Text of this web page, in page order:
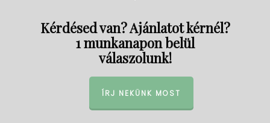
Kérdésed van? Ajánlatot kérnél?
1 munkanapon belül
válaszolunk!
ÍRJ NEKÜNK MOST